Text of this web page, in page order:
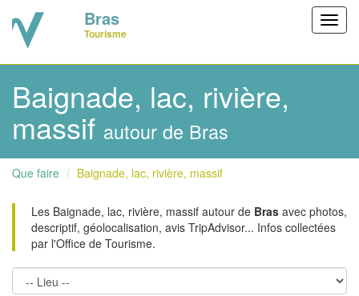
Bras
Tourisme
Baignade, lac, rivière,
massif autour de Bras
Que faire Baignade, lac, rivière, massif
Les Baignade, lac, rivière, massif autour de Bras avec photos,
descriptif, géolocalisation, avis TripAdvisor... Infos collectées
par l'Office de Tourisme.